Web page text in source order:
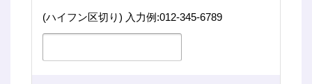
(ハイフン区切り) 入力例:012-345-6789